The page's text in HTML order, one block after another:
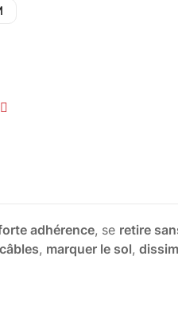
adhérence, se retire
, marquer le sol,